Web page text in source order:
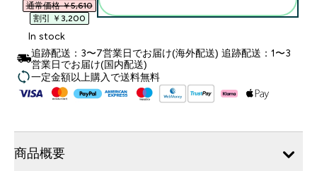
通常価格 ￥5,610‎
割引 ￥3,200‎
In stock
追跡配送：3〜7営業日でお届け(海外配送) 追跡配送：1〜3
営業日でお届け(国内配送)
一定金額以上購入で送料無料
商品概要